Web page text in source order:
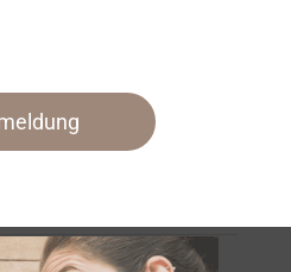
0 Blog Beiträge